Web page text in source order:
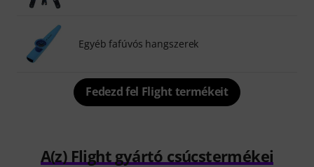
Egyéb fafúvós hangszerek
Fedezd fel Flight termékeit
A(z) Flight gyártó csúcstermékei